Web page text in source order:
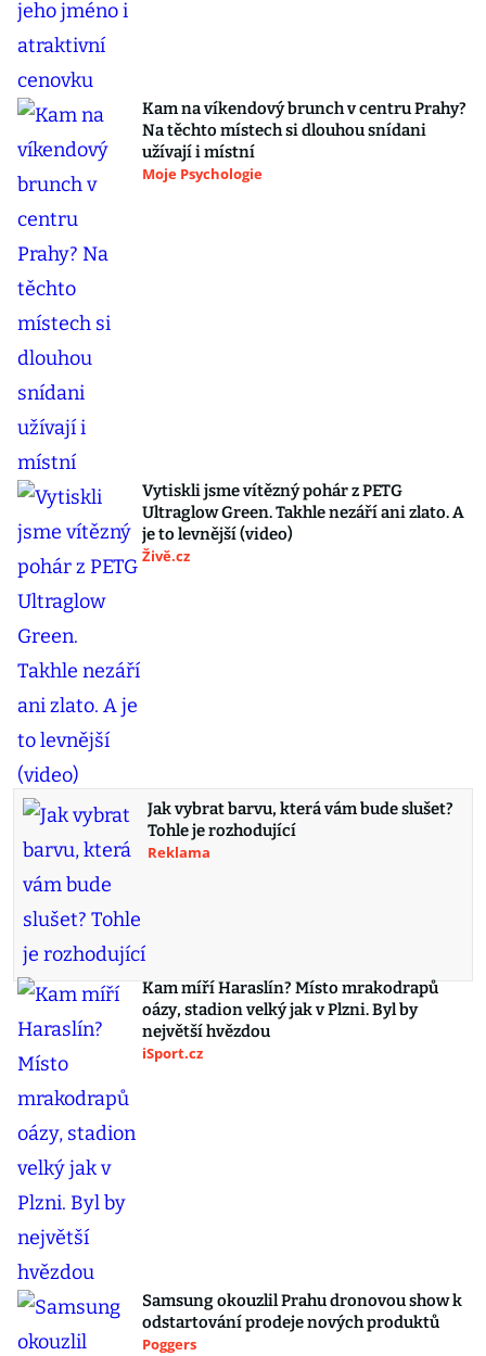
Kam na víkendový brunch v centru Prahy?
Na těchto místech si dlouhou snídani
užívají i místní
Moje Psychologie
Vytiskli jsme vítězný pohár z PETG
Ultraglow Green. Takhle nezáří ani zlato. A
je to levnější (video)
Živě.cz
Jak vybrat barvu, která vám bude slušet?
Tohle je rozhodující
Reklama
Kam míří Haraslín? Místo mrakodrapů
oázy, stadion velký jak v Plzni. Byl by
největší hvězdou
iSport.cz
Samsung okouzlil Prahu dronovou show k
odstartování prodeje nových produktů
Poggers